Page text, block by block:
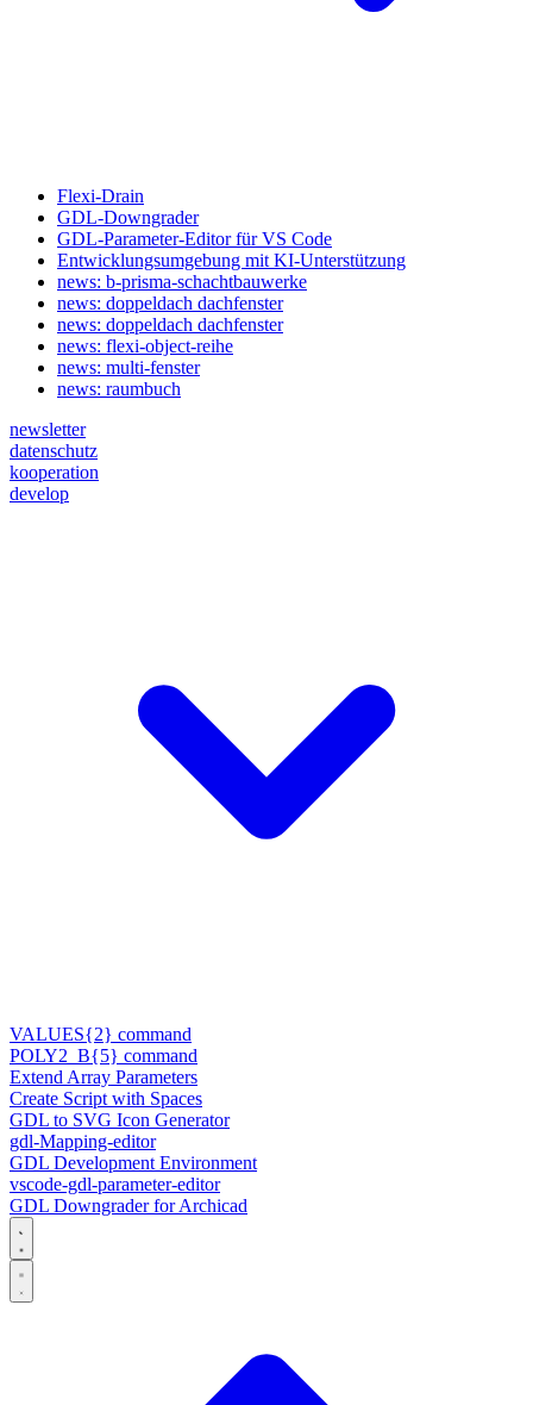
Flexi-Drain
GDL-Downgrader
GDL-Parameter-Editor für VS Code
Entwicklungsumgebung mit KI-Unterstützung
news: b-prisma-schachtbauwerke
news: doppeldach dachfenster
news: doppeldach dachfenster
news: flexi-object-reihe
news: multi-fenster
news: raumbuch
newsletter
datenschutz
kooperation
develop
VALUES{2} command
POLY2_B{5} command
Extend Array Parameters
Create Script with Spaces
GDL to SVG Icon Generator
gdl-Mapping-editor
GDL Development Environment
vscode-gdl-parameter-editor
GDL Downgrader for Archicad